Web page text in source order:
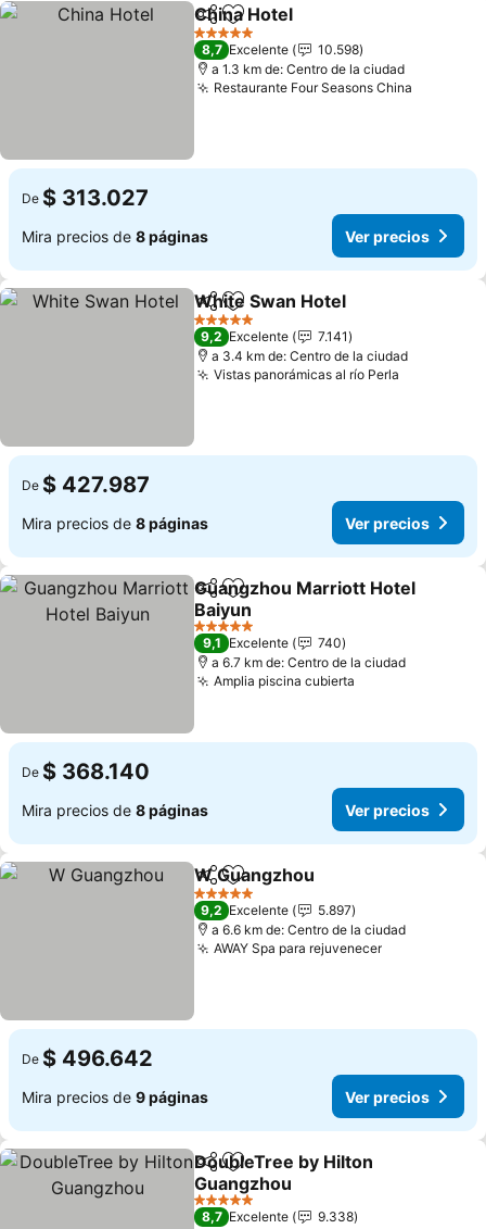
CompartirAgregar a favoritos
China Hotel
5 Estrellas
8,7 Excelente
10.598
a 1.3 km de: Centro de la ciudad
Restaurante Four Seasons China
De $ 313.027
Mira precios de 8 páginas Ver precios
CompartirAgregar a favoritos
White Swan Hotel
5 Estrellas
9,2 Excelente
7.141
a 3.4 km de: Centro de la ciudad
Vistas panorámicas al río Perla
De $ 427.987
Mira precios de 8 páginas Ver precios
CompartirAgregar a favoritos
Guangzhou Marriott Hotel
Baiyun
Ver precios
5 Estrellas
9,1 Excelente
740
a 6.7 km de: Centro de la ciudad
Amplia piscina cubierta
De $ 368.140
Mira precios de 8 páginas Ver precios
CompartirAgregar a favoritos
W Guangzhou
5 Estrellas
9,2 Excelente
5.897
a 6.6 km de: Centro de la ciudad
AWAY Spa para rejuvenecerVer precios
De $ 496.642
Mira precios de 9 páginas Ver precios
CompartirAgregar a favoritos
DoubleTree by Hilton
Guangzhou
Ver precios
5 Estrellas
8,7 Excelente
9.338